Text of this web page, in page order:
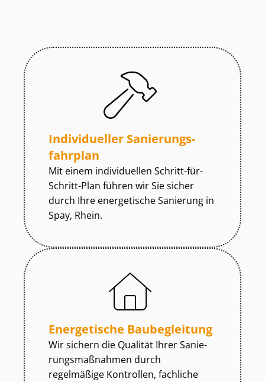
Individueller Sa­nie­rungs­
fahr­plan
Mit einem individuellen Schritt-für-
Schritt-Plan führen wir Sie sicher
durch Ihre energetische Sanierung in
Spay, Rhein.
Energetische Baubegleitung
Wir sichern die Qualität Ihrer Sa­nie­
rungs­maß­nah­men durch
regelmäßige Kontrollen, fachliche